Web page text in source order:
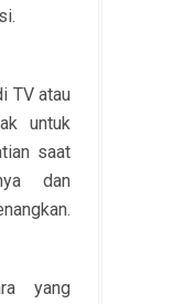
TV atau
untuk
saat
dan
yang